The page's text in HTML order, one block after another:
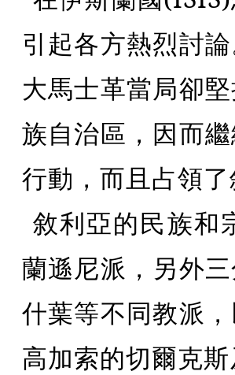
引起各方熱烈討
大馬士革當局卻
族自治區，因而
行動，而且占領
敘利亞的民族和
蘭遜尼派，另外
什葉等不同教派
高加索的切爾克